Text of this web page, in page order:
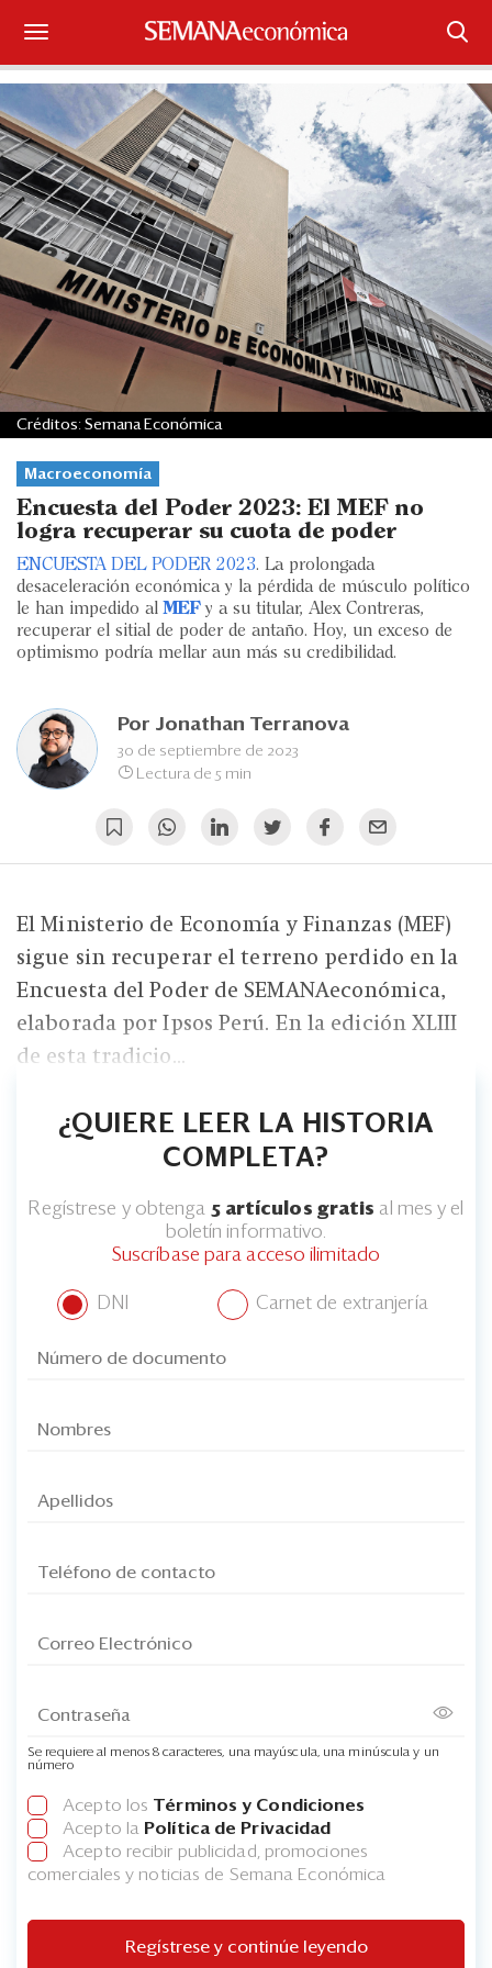
Suscríbase
Iniciar sesión
Portada
¿Qué está pasando?
Sectores y Empresas
Management
Economía y Finanzas
Legal y Política
Eventos
Blogs
Ranking CEO
Edición Impresa
Macroeconomía
Encuesta del Poder 2023: El MEF no
logra recuperar su cuota de poder
ENCUESTA DEL PODER 2023. La prolongada
desaceleración económica y la pérdida de músculo político
le han impedido al MEFy a su titular, Alex Contreras,
recuperar el sitial de poder de antaño. Hoy, un exceso de
optimismo podría mellar aun más su credibilidad.
Por Jonathan Terranova
30 de septiembre de 2023
Lectura de 5 min
Créditos: Semana Económica
El Ministerio de Economía y Finanzas (MEF)
sigue sin recuperar el terreno perdido en la
Encuesta del Poder de SEMANAeconómica,
elaborada por Ipsos Perú. En la edición XLIII
de esta tradicio...
¿QUIERE LEER LA HISTORIA
COMPLETA?
Regístrese y obtenga 5 artículos gratis al mes y el
boletín informativo.
Suscríbase para acceso ilimitado
DNI Carnet de extranjería
Se requiere al menos 8 caracteres, una mayúscula, una minúscula y un
número
Acepto los Términos y Condiciones
Acepto la Política de Privacidad
Acepto recibir publicidad, promociones
comerciales y noticias de Semana Económica
Regístrese y continúe leyendo